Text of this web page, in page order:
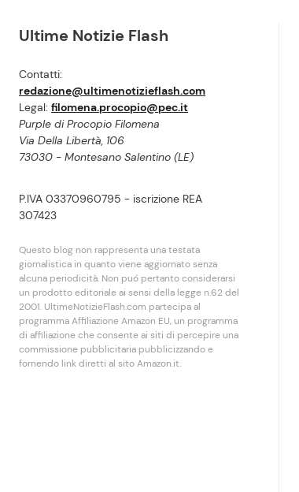
Ultime Notizie Flash
Contatti:
redazione@ultimenotizieflash.com
Legal: filomena.procopio@pec.it
Purple di Procopio Filomena
Via Della Libertà, 106
73030 - Montesano Salentino (LE)
P.IVA 03370960795 - iscrizione REA
307423
Questo blog non rappresenta una testata
giornalistica in quanto viene aggiornato senza
alcuna periodicità. Non puó pertanto considerarsi
un prodotto editoriale ai sensi della legge n.62 del
2001. UltimeNotizieFlash.com partecipa al
programma Affiliazione Amazon EU, un programma
di affiliazione che consente ai siti di percepire una
commissione pubblicitaria pubblicizzando e
fornendo link diretti al sito Amazon.it.